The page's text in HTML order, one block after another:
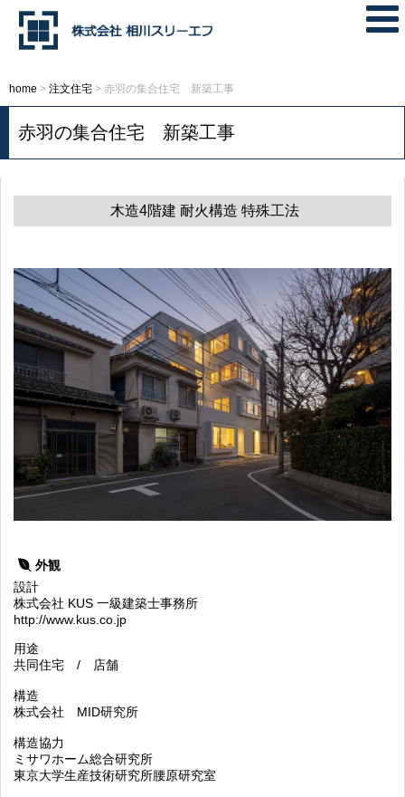
home > 注文住宅 > 赤羽の集合住宅 新築工事
赤羽の集合住宅 新築工事
木造4階建 耐火構造 特殊工法
外観
設計
株式会社 KUS 一級建築士事務所
http://www.kus.co.jp
用途
共同住宅 / 店舗
構造
株式会社 MID研究所
構造協力
ミサワホーム総合研究所
東京大学生産技術研究所腰原研究室